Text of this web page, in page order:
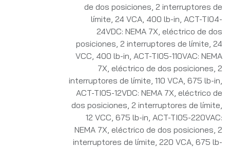
de dos posiciones, 2 interruptores de
límite, 24 VCA, 400 lb-in ACT-TI04-
24VDC: NEMA 7X, eléctrico de dos
posiciones, 2 interruptores de límite, 24
VCC, 400 lb-in ACT-TI05-110VAC: NEMA
7X, eléctrico de dos posiciones, 2
interruptores de límite, 110 VCA, 675 lb-in
ACT-TI05-12VDC: NEMA 7X, eléctrico de
dos posiciones, 2 interruptores de límite,
12 VCC, 675 lb-in ACT-TI05-220VAC:
NEMA 7X, eléctrico de dos posiciones, 2
interruptores de límite, 220 VCA, 675 lb-